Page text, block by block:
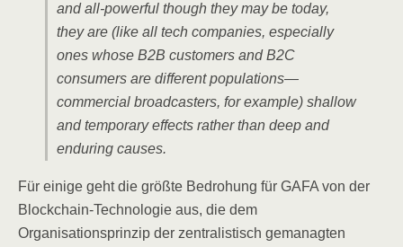
and all-powerful though they may be today,
they are (like all tech companies, especially
ones whose B2B customers and B2C
consumers are different populations—
commercial broadcasters, for example) shallow
and temporary effects rather than deep and
enduring causes.
Für einige geht die größte Bedrohung für GAFA von der
Blockchain-Technologie aus, die dem
Organisationsprinzip der zentralistisch gemanagten